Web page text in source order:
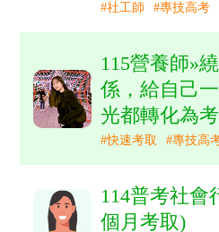
#社工師 #專技高考
115營養師»
係，給自己
光都轉化為
#快速考取 #專技高
114普考社會
個月考取)